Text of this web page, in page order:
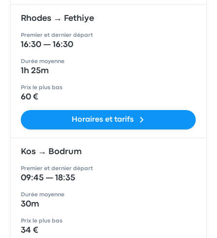
Rhodes → Fethiye
Premier et dernier départ
16:30 — 16:30
Durée moyenne
1h 25m
Prix le plus bas
60 €
Horaires et tarifs
Kos → Bodrum
Premier et dernier départ
09:45 — 18:35
Durée moyenne
30m
Prix le plus bas
34 €